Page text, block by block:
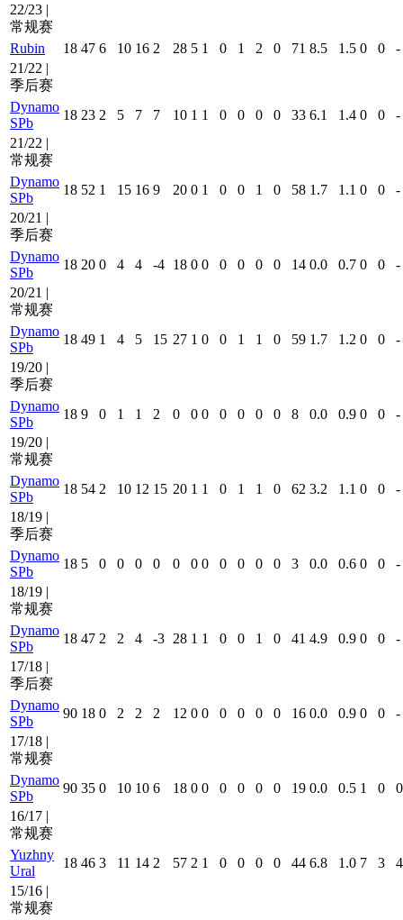
22/23 |
常规赛
Rubin
18 47 6 10 16 2 28 5 1 0 1 2 0 71 8.5 1.5 0 0
-
21/22 |
季后赛
Dynamo
SPb
18 23 2 5 7 7 10 1 1 0 0 0 0 33 6.1 1.4 0 0
-
21/22 |
常规赛
Dynamo
SPb
18 52 1 15 16 9 20 0 1 0 0 1 0 58 1.7 1.1 0 0
-
20/21 |
季后赛
Dynamo
SPb
18 20 0 4 4 -4 18 0 0 0 0 0 0 14 0.0 0.7 0 0
-
20/21 |
常规赛
Dynamo
SPb
18 49 1 4 5 15 27 1 0 0 1 1 0 59 1.7 1.2 0 0
-
19/20 |
季后赛
Dynamo
SPb
18 9 0 1 1 2 0 0 0 0 0 0 0 8 0.0 0.9 0 0
-
19/20 |
常规赛
Dynamo
SPb
18 54 2 10 12 15 20 1 1 0 1 1 0 62 3.2 1.1 0 0
-
18/19 |
季后赛
Dynamo
SPb
18 5 0 0 0 0 0 0 0 0 0 0 0 3 0.0 0.6 0 0
-
18/19 |
常规赛
Dynamo
SPb
18 47 2 2 4 -3 28 1 1 0 0 1 0 41 4.9 0.9 0 0
-
17/18 |
季后赛
Dynamo
SPb
90 18 0 2 2 2 12 0 0 0 0 0 0 16 0.0 0.9 0 0
-
17/18 |
常规赛
Dynamo
SPb
90 35 0 10 10 6 18 0 0 0 0 0 0 19 0.0 0.5 1 0
16/17 |
常规赛
Yuzhny
Ural
18 46 3 11 14 2 57 2 1 0 0 0 0 44 6.8 1.0 7 3
15/16 |
常规赛